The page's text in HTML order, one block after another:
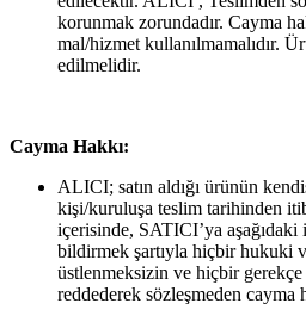
korunmak zorundadır. Cayma
mal/hizmet kullanılmamalıdır.
edilmelidir.
Cayma Hakkı:
ALICI; satın aldığı ürünün
kişi/kuruluşa teslim tarihinden
içerisinde, SATICI’ya
bildirmek şartıyla hiçbir hukuki
üstlenmeksizin ve hiçbir gerekçe
reddederek sözleşmeden cayma